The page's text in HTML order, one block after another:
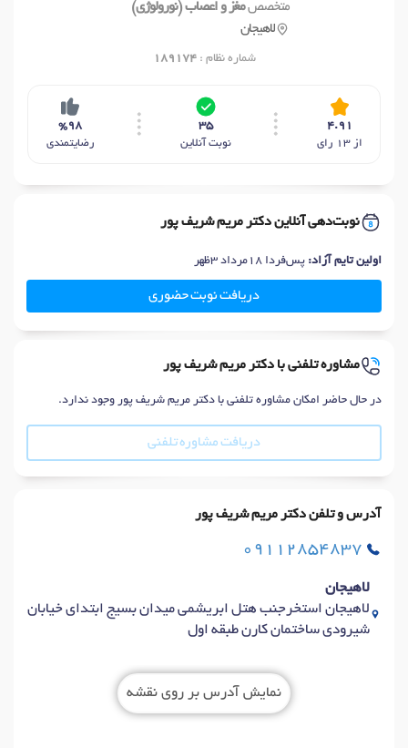
متخصصمغز و اعصاب (نورولوژی)
لاهیجان
شماره نظام :189174
4.91
از 13 رای
35
نوبت آنلاین
%98
رضایتمندی
نوبت‌دهی آنلاین دکتر مریم شریف پور
اولین تایم آزاد: پس‌فردا 18مرداد 3ظهر
دریافت نوبت حضوری
مشاوره تلفنی با دکتر مریم شریف پور
در حال حاضر امکان مشاوره تلفنی با دکتر مریم شریف پور وجود ندارد.
دریافت مشاوره تلفنی
آدرس و تلفن دکتر مریم شریف پور
09112854837
لاهیجان
لاهیجان استخرجنب هتل ابریشمی میدان بسیج ابتدای خیابان
شیرودی ساختمان کارن طبقه اول
نمایش آدرس بر روی نقشه